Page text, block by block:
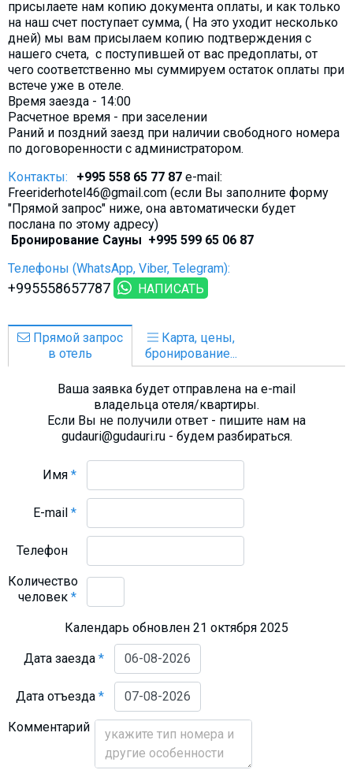
присылаете нам копию документа оплаты, и как только
на наш счет поступает сумма, ( На это уходит несколько
дней) мы вам присылаем копию подтверждения с
нашего счета, с поступившей от вас предоплаты, от
чего соответственно мы суммируем остаток оплаты при
встече уже в отеле.
Время заезда - 14:00
Расчетное время - при заселении
Раний и поздний заезд при наличии свободного номера
по договоренности с администратором.
Контакты:
+995 558 65 77 87 e-mail:
Freeriderhotel46@gmail.com (если Вы заполните форму
"Прямой запрос" ниже, она автоматически будет
послана по этому адресу)
Бронирование Сауны +995 599 65 06 87
Телефоны (WhatsApp, Viber, Telegram):
+995558657787 НАПИСАТЬ
Прямой запрос
в отель
Карта, цены,
бронирование...
Ваша заявка будет отправлена на e-mail
владельца отеля/квартиры.
Если Вы не получили ответ - пишите нам на
gudauri@gudauri.ru - будем разбираться.
Имя*
E-mail*
Телефон
Количество
человек*
Календарь обновлен 21 октября 2025
Дата заезда*
Дата отъезда*
Комментарий